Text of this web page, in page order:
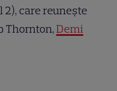
2), care reunește
Thornton,Demi